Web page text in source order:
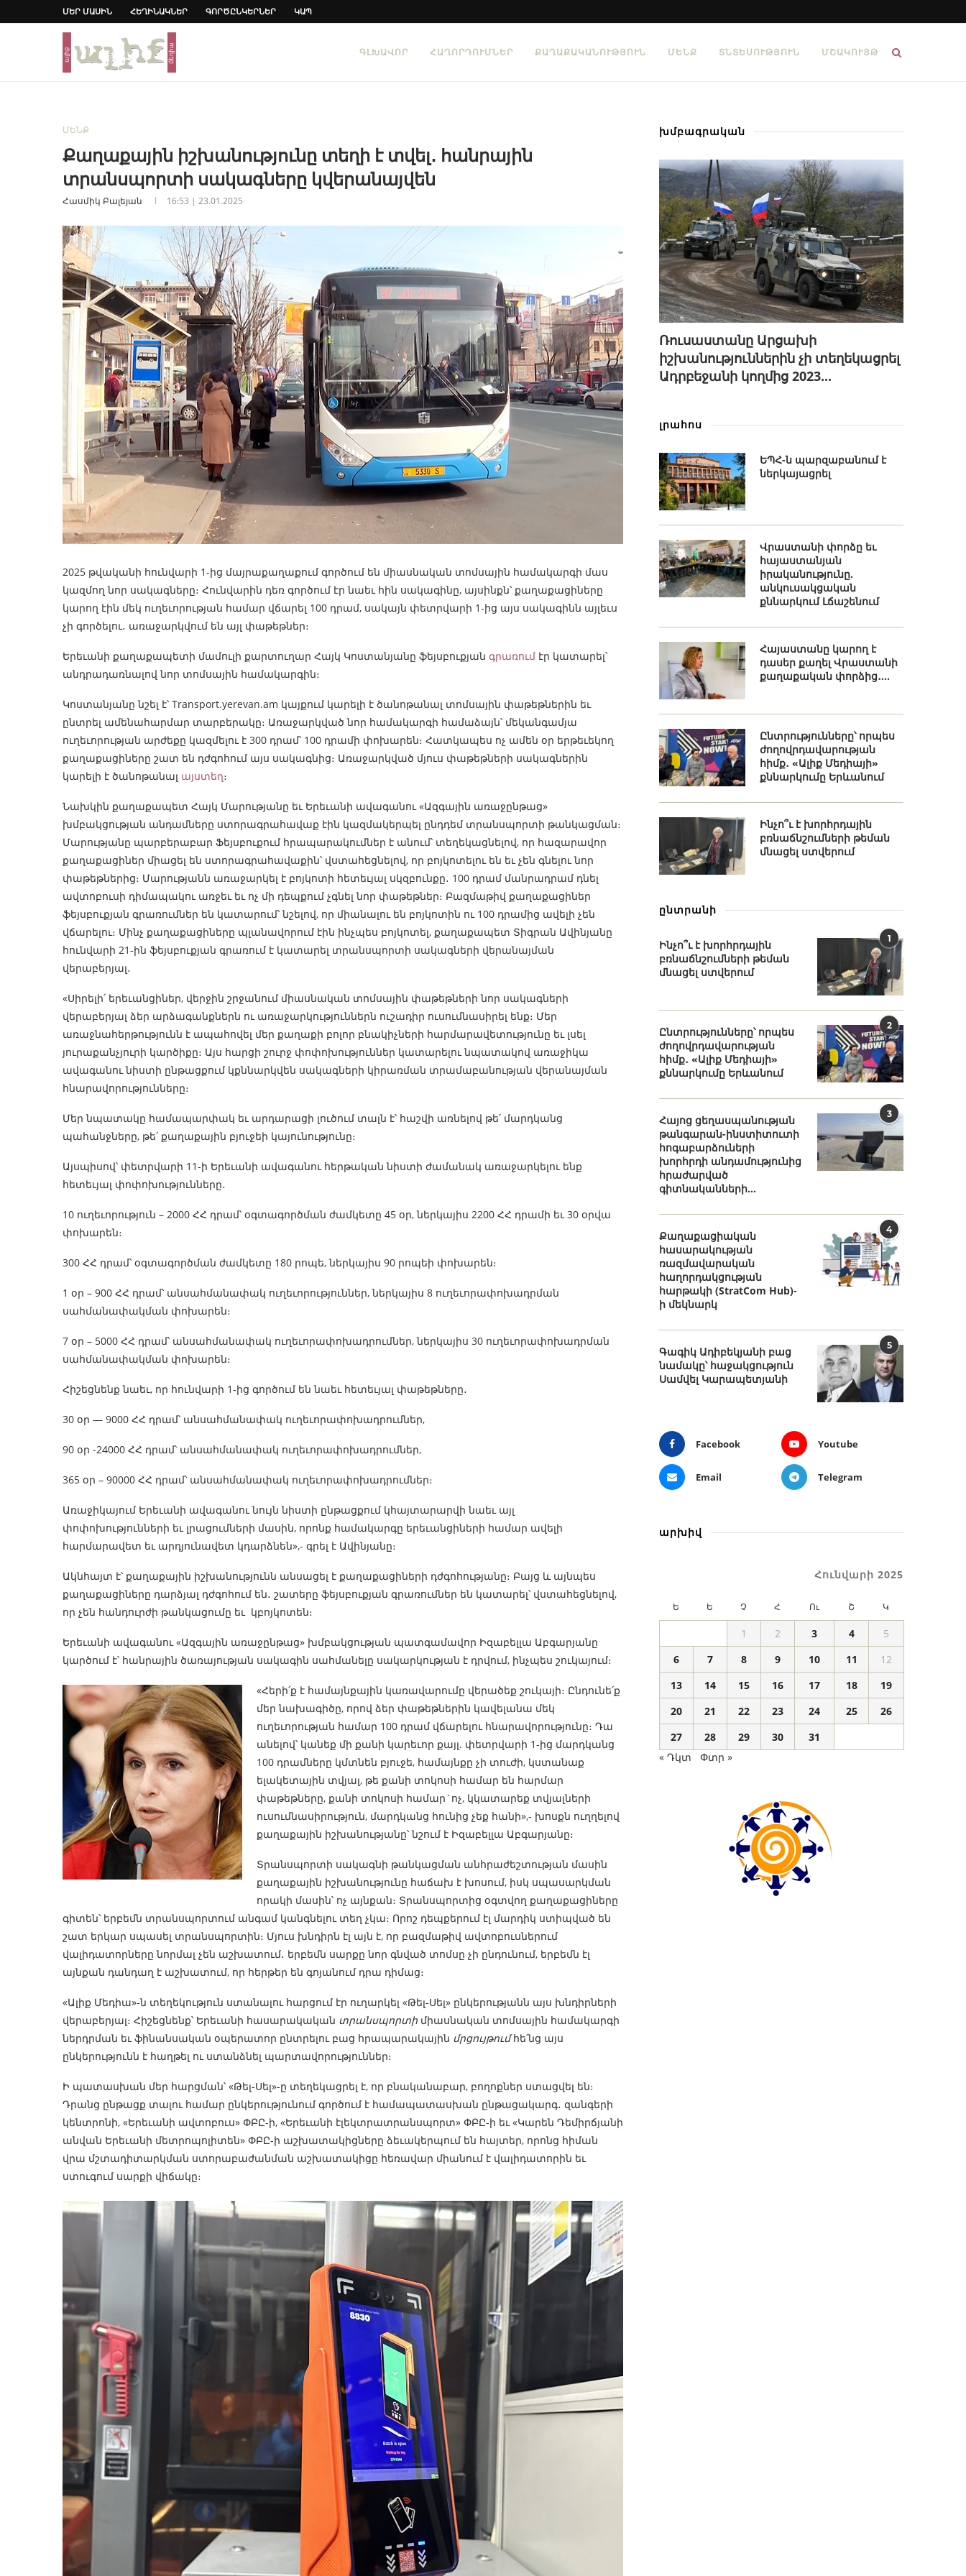
ՄԵՐ ՄԱՍԻՆ ՀԵՂԻՆԱԿՆԵՐ ԳՈՐԾԸՆԿԵՐՆԵՐ ԿԱՊ
ԳԼԽԱՎՈՐ ՀԱՂՈՐԴՈՒՄՆԵՐ ՔԱՂԱՔԱԿԱՆՈՒԹՅՈՒՆ ՄԵՆՔ ՏՆՏԵՍՈՒԹՅՈՒՆ ՄՇԱԿՈՒՅԹ
ՄԵՆՔ
Քաղաքային իշխանությունը տեղի է տվել․ հանրային
տրանսպորտի սակագները կվերանայվեն
Հասմիկ Բալեյան 16:53 | 23.01.2025
2025 թվականի հունվարի 1-ից մայրաքաղաքում գործում են միասնական տոմսային համակարգի մաս
կազմող նոր սակագները։ Հունվարին դեռ գործում էր նաեւ հին սակագինը, այսինքն՝ քաղաքացիները
կարող էին մեկ ուղեւորության համար վճարել 100 դրամ, սակայն փետրվարի 1-ից այս սակագինն այլեւս
չի գործելու․ առաջարկվում են այլ փաթեթներ։
Երեւանի քաղաքապետի մամուլի քարտուղար Հայկ Կոստանյանը ֆեյսբուքյան գրառում էր կատարել՝
անդրադառնալով նոր տոմսային համակարգին։
Կոստանյանը նշել է՝ Transport.yerevan.am կայքում կարելի է ծանոթանալ տոմսային փաթեթներին եւ
ընտրել ամենահարմար տարբերակը։ Առաջարկված նոր համակարգի համաձայն՝ մեկանգամյա
ուղեւորության արժեքը կազմելու է 300 դրամ՝ 100 դրամի փոխարեն։ Հատկապես ոչ ամեն օր երթեւեկող
քաղաքացիները շատ են դժգոհում այս սակագնից։ Առաջարկված մյուս փաթեթների սակագներին
կարելի է ծանոթանալ այստեղ։
Նախկին քաղաքապետ Հայկ Մարությանը եւ Երեւանի ավագանու «Ազգային առաջընթաց»
խմբակցության անդամները ստորագրահավաք էին կազմակերպել ընդդեմ տրանսպորտի թանկացման։
Մարությանը պարբերաբար Ֆեյսբուքում հրապարակումներ է անում՝ տեղեկացնելով, որ հազարավոր
քաղաքացիներ միացել են ստորագրահավաքին՝ վստահեցնելով, որ բոյկոտելու են եւ չեն գնելու նոր
փաթեթներից։ Մարությանն առաջարկել է բոյկոտի հետեւյալ սկզբունքը․ 100 դրամ մանրադրամ դնել
ավտոբուսի դիմապակու առջեւ եւ ոչ մի դեպքում չգնել նոր փաթեթներ։ Բազմաթիվ քաղաքացիներ
ֆեյսբուքյան գրառումներ են կատարում՝ նշելով, որ միանալու են բոյկոտին ու 100 դրամից ավելի չեն
վճարելու։ Մինչ քաղաքացիները պլանավորում էին ինչպես բոյկոտել, քաղաքապետ Տիգրան Ավինյանը
հունվարի 21-ին ֆեյսբուքյան գրառում է կատարել տրանսպորտի սակագների վերանայման
վերաբերյալ․
«Սիրելի՛ երեւանցիներ, վերջին շրջանում միասնական տոմսային փաթեթների նոր սակագների
վերաբերյալ ձեր արձագանքներն ու առաջարկություններն ուշադիր ուսումնասիրել ենք։ Մեր
առաջնահերթությունն է ապահովել մեր քաղաքի բոլոր բնակիչների հարմարավետությունը եւ լսել
յուրաքանչյուրի կարծիքը։ Այս հարցի շուրջ փոփոխություններ կատարելու նպատակով առաջիկա
ավագանու նիստի ընթացքում կքննարկվեն սակագների կիրառման տրամաբանության վերանայման
հնարավորությունները։
Մեր նպատակը համապարփակ եւ արդարացի լուծում տալն է՝ հաշվի առնելով թե՛ մարդկանց
պահանջները, թե՛ քաղաքային բյուջեի կայունությունը։
Այսպիսով՝ փետրվարի 11-ի Երեւանի ավագանու հերթական նիստի ժամանակ առաջարկելու ենք
հետեւյալ փոփոխությունները․
10 ուղեւորություն – 2000 ՀՀ դրամ՝ օգտագործման ժամկետը 45 օր, ներկայիս 2200 ՀՀ դրամի եւ 30 օրվա
փոխարեն։
300 ՀՀ դրամ՝ օգտագործման ժամկետը 180 րոպե, ներկայիս 90 րոպեի փոխարեն։
1 օր – 900 ՀՀ դրամ՝ անսահմանափակ ուղեւորություններ, ներկայիս 8 ուղեւորափոխադրման
սահմանափակման փոխարեն։
7 օր – 5000 ՀՀ դրամ՝ անսահմանափակ ուղեւորափոխադրումներ, ներկայիս 30 ուղեւորափոխադրման
սահմանափակման փոխարեն։
Հիշեցնենք նաեւ, որ հունվարի 1-ից գործում են նաեւ հետեւյալ փաթեթները․
30 օր — 9000 ՀՀ դրամ՝ անսահմանափակ ուղեւորափոխադրումներ,
90 օր -24000 ՀՀ դրամ՝ անսահմանափակ ուղեւորափոխադրումներ,
365 օր – 90000 ՀՀ դրամ՝ անսահմանափակ ուղեւորափոխադրումներ։
Առաջիկայում Երեւանի ավագանու նույն նիստի ընթացքում կհայտարարվի նաեւ այլ
փոփոխությունների եւ լրացումների մասին, որոնք համակարգը երեւանցիների համար ավելի
հարմարավետ եւ արդյունավետ կդարձնեն»,- գրել է Ավինյանը։
Ակնհայտ է՝ քաղաքային իշխանությունն անսացել է քաղաքացիների դժգոհությանը։ Բայց և այնպես
քաղաքացիները դարձյալ դժգոհում են․ շատերը ֆեյսբուքյան գրառումներ են կատարել՝ վստահեցնելով,
որ չեն հանդուրժի թանկացումը եւ կբոյկոտեն։
Երեւանի ավագանու «Ազգային առաջընթաց» խմբակցության պատգամավոր Իզաբելլա Աբգարյանը
կարծում է՝ հանրային ծառայության սակագին սահմանելը սակարկության է դրվում, ինչպես շուկայում։
«Հերի՛ք է համայնքային կառավարումը վերածեք շուկայի։ Ընդունե՛ք
մեր նախագիծը, որով ձեր փաթեթներին կավելանա մեկ
ուղեւորության համար 100 դրամ վճարելու հնարավորությունը։ Դա
անելով՝ կանեք մի քանի կարեւոր քայլ. փետրվարի 1-ից մարդկանց
100 դրամները կմտնեն բյուջե, համայնքը չի տուժի, կստանաք
ելակետային տվյալ, թե քանի տոկոսի համար են հարմար
փաթեթները, քանի տոկոսի համար`ոչ, կկատարեք տվյալների
ուսումնասիրություն, մարդկանց հունից չեք հանի»,- խոսքն ուղղելով
քաղաքային իշխանությանը՝ նշում է Իզաբելլա Աբգարյանը։
Տրանսպորտի սակագնի թանկացման անհրաժեշտության մասին
քաղաքային իշխանությունը հաճախ է խոսում, իսկ սպասարկման
որակի մասին՝ ոչ այնքան։ Տրանսպորտից օգտվող քաղաքացիները
գիտեն՝ երբեմն տրանսպորտում անգամ կանգնելու տեղ չկա։ Որոշ դեպքերում էլ մարդիկ ստիպված են
շատ երկար սպասել տրանսպորտին։ Մյուս խնդիրն էլ այն է, որ բազմաթիվ ավտոբուսներում
վալիդատորները նորմալ չեն աշխատում․ երբեմն սարքը նոր գնված տոմսը չի ընդունում, երբեմն էլ
այնքան դանդաղ է աշխատում, որ հերթեր են գոյանում դրա դիմաց։
«Ալիք Մեդիա»-ն տեղեկություն ստանալու հարցում էր ուղարկել «Թել-Սել» ընկերությանն այս խնդիրների
վերաբերյալ։ Հիշեցնենք՝ Երեւանի հասարակական տրանսպորտի միասնական տոմսային համակարգի
ներդրման եւ ֆինանսական օպերատոր ընտրելու բաց հրապարակային մրցույթում հե՛նց այս
ընկերությունն է հաղթել ու ստանձնել պարտավորություններ։
Ի պատասխան մեր հարցման՝ «Թել-Սել»-ը տեղեկացրել է, որ բնականաբար, բողոքներ ստացվել են։
Դրանց ընթացք տալու համար ընկերությունում գործում է համապատասխան ընթացակարգ․ զանգերի
կենտրոնի, «Երեւանի ավտոբուս» ՓԲԸ-ի, «Երեւանի էլեկտրատրանսպորտ» ՓԲԸ-ի եւ «Կարեն Դեմիրճյանի
անվան Երեւանի մետրոպոլիտեն» ՓԲԸ-ի աշխատակիցները ձեւակերպում են հայտեր, որոնց հիման
վրա մշտադիտարկման ստորաբաժանման աշխատակիցը հեռավար միանում է վալիդատորին եւ
ստուգում սարքի վիճակը։
խմբագրական
Ռուսաստանը Արցախի
իշխանություններին չի տեղեկացրել
Ադրբեջանի կողմից 2023...
լրահոս
ԵՊՀ-ն պարզաբանում է
ներկայացրել
Վրաստանի փորձը եւ
հայաստանյան
իրականությունը.
անկուսակցական
քննարկում Լճաշենում
Հայաստանը կարող է
դասեր քաղել Վրաստանի
քաղաքական փորձից․...
Ընտրությունները՝ որպես
ժողովրդավարության
հիմք․ «Ալիք Մեդիայի»
քննարկումը Երևանում
Ինչո՞ւ է խորհրդային
բռնաճնշումների թեման
մնացել ստվերում
ընտրանի
1
Ինչո՞ւ է խորհրդային
բռնաճնշումների թեման
մնացել ստվերում
2
Ընտրությունները՝ որպես
ժողովրդավարության
հիմք․ «Ալիք Մեդիայի»
քննարկումը Երևանում
3
Հայոց ցեղասպանության
թանգարան-ինստիտուտի
հոգաբարձուների
խորհրդի անդամությունից
հրաժարված
գիտնականների...
4
Քաղաքացիական
հասարակության
ռազմավարական
հաղորդակցության
հարթակի (StratCom Hub)-
ի մեկնարկ
5
Գագիկ Ադիբեկյանի բաց
նամակը՝ հաջակցություն
Սամվել Կարապետյանի
Facebook Youtube
Email Telegram
արխիվ
Հունվարի 2025
Ե Ե Չ Հ Ու Շ Կ
1 2 3 4
5
6
7 8 9 10 11
12
13
14 15 16 17 18
19
20
21 22 23 24 25
26
27
28 29 30
31
« Դկտ
Փտր »